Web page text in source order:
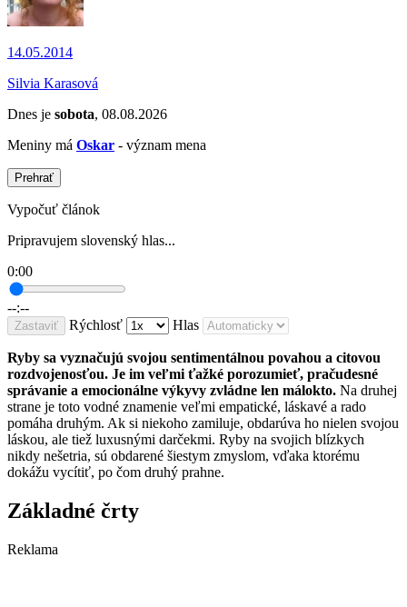
14.05.2014
Silvia Karasová
Dnes je sobota, 08.08.2026
Meniny má Oskar - význam mena
Prehrať
Vypočuť článok
Pripravujem slovenský hlas...
0:00
--:--
Zastaviť Rýchlosť Hlas
Ryby sa vyznačujú svojou sentimentálnou povahou a citovou
rozdvojenosťou. Je im veľmi ťažké porozumieť, pračudesné
správanie a emocionálne výkyvy zvládne len málokto. Na druhej
strane je toto vodné znamenie veľmi empatické, láskavé a rado
pomáha druhým. Ak si niekoho zamiluje, obdarúva ho nielen svojou
láskou, ale tiež luxusnými darčekmi. Ryby na svojich blízkych
nikdy nešetria, sú obdarené šiestym zmyslom, vďaka ktorému
dokážu vycítiť, po čom druhý prahne.
Základné črty
Reklama